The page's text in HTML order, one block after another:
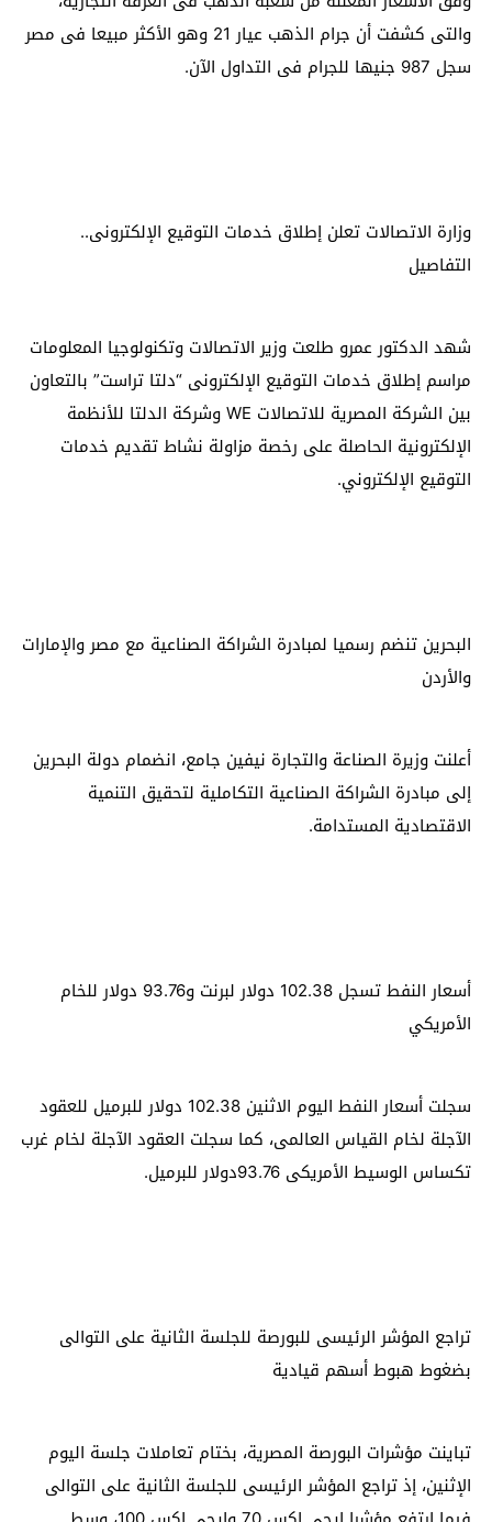
والتى كشفت أن جرام الذهب عيار 21 وهو الأكثر مبيعا فى مصر
سجل 987 جنيها للجرام فى التداول الآن.
وزارة الاتصالات تعلن إطلاق خدمات التوقيع الإلكترونى..
التفاصيل
شهد الدكتور عمرو طلعت وزير الاتصالات وتكنولوجيا المعلومات
مراسم إطلاق خدمات التوقيع الإلكترونى “دلتا تراست” بالتعاون
بين الشركة المصرية للاتصالات WE وشركة الدلتا للأنظمة
الإلكترونية الحاصلة على رخصة مزاولة نشاط تقديم خدمات
التوقيع الإلكتروني.
البحرين تنضم رسميا لمبادرة الشراكة الصناعية مع مصر والإمارات
والأردن
أعلنت وزيرة الصناعة والتجارة نيفين جامع، انضمام دولة البحرين
إلى مبادرة الشراكة الصناعية التكاملية لتحقيق التنمية
الاقتصادية المستدامة.
أسعار النفط تسجل 102.38 دولار لبرنت و93.76 دولار للخام
الأمريكي
سجلت أسعار النفط اليوم الاثنين 102.38 دولار للبرميل للعقود
الآجلة لخام القياس العالمى، كما سجلت العقود الآجلة لخام غرب
تكساس الوسيط الأمريكى 93.76دولار للبرميل.
تراجع المؤشر الرئيسى للبورصة للجلسة الثانية على التوالى
بضغوط هبوط أسهم قيادية
تباينت مؤشرات البورصة المصرية، بختام تعاملات جلسة اليوم
الإثنين، إذ تراجع المؤشر الرئيسى للجلسة الثانية على التوالى